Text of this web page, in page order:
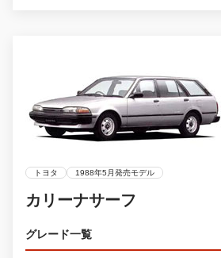
トヨタ 1988年5月発売モデル
カリーナサーフ
グレード一覧